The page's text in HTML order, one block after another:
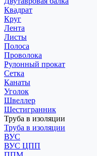
Квадрат
Круг
Лента
Листы
Полоса
Проволока
Рулонный прокат
Сетка
Канаты
Уголок
Швеллер
Шестигранник
Труба в изоляции
Труба в изоляции
ВУС
ВУС ЦПП